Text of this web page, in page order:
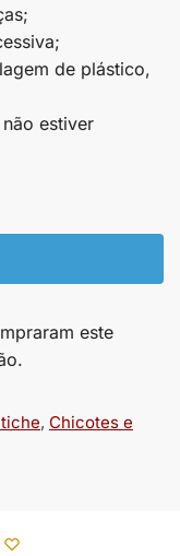
de plástico,
estiver
este
, Chicotes e